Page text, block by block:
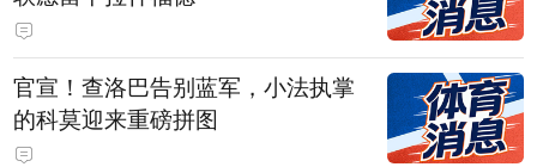
官宣！查洛巴告别蓝军，小法执掌
的科莫迎来重磅拼图